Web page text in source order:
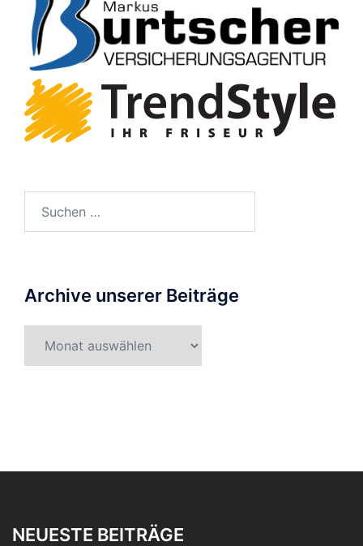
nach:
Archive unserer Beiträge
unserer
NEUESTE BEITRÄGE